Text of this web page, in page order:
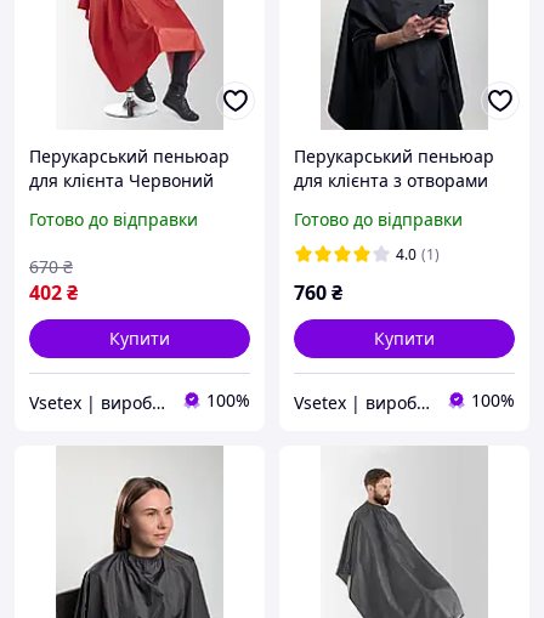
Перукарський пеньюар
для клієнта Червоний
Готово до відправки
402₴
670 ₴
Купити
Vsetex | виробник корпоративного одягу 100%
Перукарський пеньюар
для клієнта з отворами
Готово до відправки
4.0 (1)
760₴
Купити
Vsetex | виробник корпоративного одягу 100%